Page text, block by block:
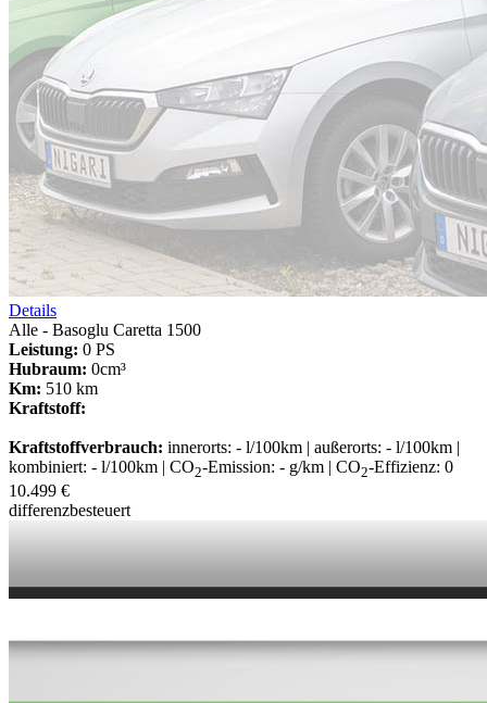
Details
Alle - Basoglu Caretta 1500
Leistung: 0 PS
Hubraum: 0cm³
Km: 510 km
Kraftstoff:
Kraftstoffverbrauch: innerorts: - l/100km | außerorts: - l/100km |
kombiniert: - l/100km | CO2-Emission: - g/km | CO2-Effizienz: 0
10.499 €
differenzbesteuert